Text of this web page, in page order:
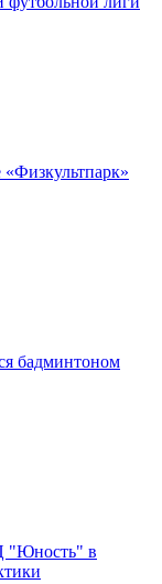
бадминтоном
"Юность" в